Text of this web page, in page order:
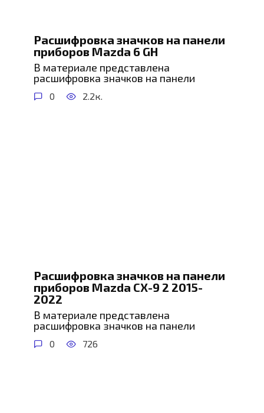
Расшифровка значков на панели
приборов Mazda 6 GH
В материале представлена
расшифровка значков на панели
0 2.2к.
Расшифровка значков на панели
приборов Mazda CX-9 2 2015-
2022
В материале представлена
расшифровка значков на панели
0 726